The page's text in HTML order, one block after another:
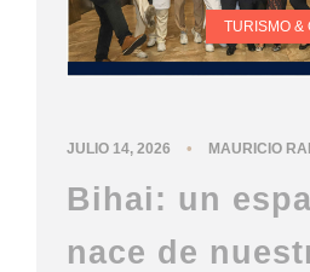
TURISMO &
JULIO 14, 2026 • MAURICIO
Bihai: un
nace de